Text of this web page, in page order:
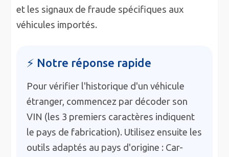
et les signaux de fraude spécifiques aux
véhicules importés.
⚡ Notre réponse rapide
Pour vérifier l'historique d'un véhicule
étranger, commencez par décoder son
VIN (les 3 premiers caractères indiquent
le pays de fabrication). Utilisez ensuite les
outils adaptés au pays d'origine : Car-